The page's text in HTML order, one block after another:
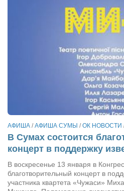
Евгений Полюхович
Ольга Чикина
Бизнес-партнёры
Здоровье
Врач
городская
Оптика —
«Винегрет» —
АФИША /АФИША СУМЫ /ОК НОВОСТИ
В Сумах состоится
концерт в поддержку
В воскресенье 13 января в
благотворительный концерт в
участника квартета «Чужаси»